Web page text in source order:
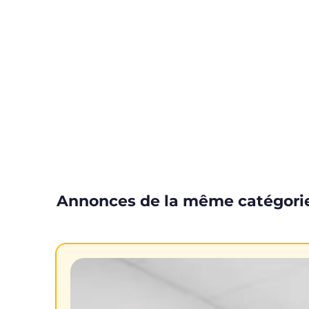
Annonces de la même